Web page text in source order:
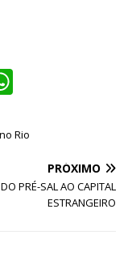
at
A
Rio
PRÓXIMO
PRÉ-SAL AO CAPITAL
ESTRANGEIRO